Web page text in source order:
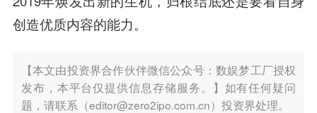
创造优质内容的能力。
【本文由投资界合作伙伴微信公众号：数娱梦工厂授权
发布，本平台仅提供信息存储服务。】如有任何疑问
题，请联系（editor@zero2ipo.com.cn）投资界处理。